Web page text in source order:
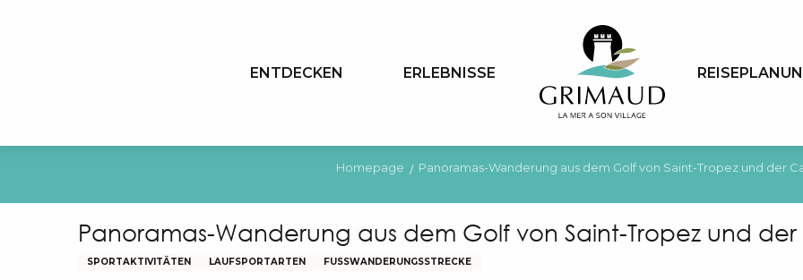
ENTDECKEN ERLEBNISSE
Homepage Panoramas-Wanderung aus dem Golf von Saint-Tropez und der
Panoramas-Wanderung aus dem Golf von Saint-Tropez und
SPORTAKTIVITÄTEN LAUFSPORTARTEN FUSSWANDERUNGSSTRECKE